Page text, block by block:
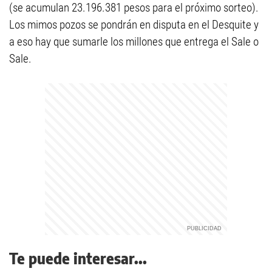
(se acumulan 23.196.381 pesos para el próximo sorteo).
Los mimos pozos se pondrán en disputa en el Desquite y
a eso hay que sumarle los millones que entrega el Sale o
Sale.
Te puede interesar...